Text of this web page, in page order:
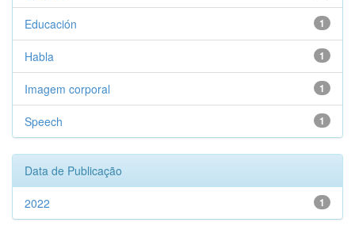
1
Educación
1
Habla
1
Imagem corporal
1
Speech
Data de Publicação
1
2022